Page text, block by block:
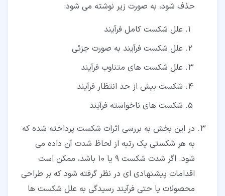
حذف شود، به صورت زیر نوشته می شود:
علل شکست کامل فرآیند
علل شکست فرآیند به صورت جزئی
علل شکست های متناوب فرآیند
شکست بیش از حد انتظار فرآیند
شکست های ناخواسته فرآیند
در این بخش به بررسی اثرات شکست پرداخته شده که
به هر شکستی یک رتبه از لحاظ شدت آن داده می
شود. اگر شدت شکست 9 یا 10 باشد، ممکن است
اقدامات پیشنهادی ای در نظر گرفته شود که بر طراحی
محصولات یا حتی فرآیند رسیدگی به علل شکست ها